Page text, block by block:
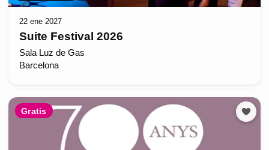
22 ene 2027
Suite Festival 2026
Sala Luz de Gas
Barcelona
Gratis